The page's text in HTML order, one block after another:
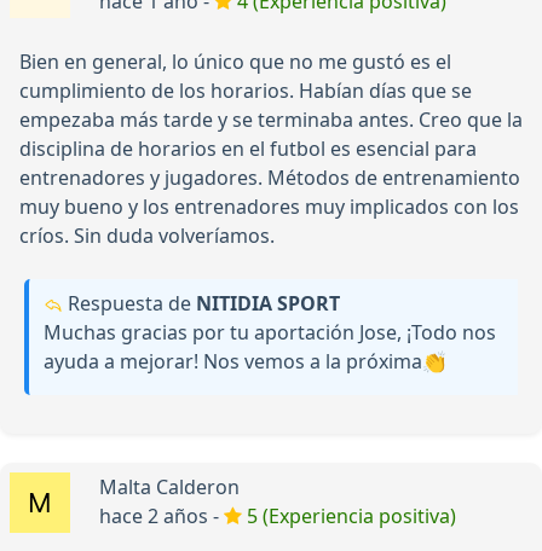
Bien en general, lo único que no me gustó es el
cumplimiento de los horarios. Habían días que se
empezaba más tarde y se terminaba antes. Creo que la
disciplina de horarios en el futbol es esencial para
entrenadores y jugadores. Métodos de entrenamiento
muy bueno y los entrenadores muy implicados con los
críos. Sin duda volveríamos.
Respuesta de NITIDIA SPORT
Muchas gracias por tu aportación Jose, ¡Todo nos
ayuda a mejorar! Nos vemos a la próxima👏
Malta Calderon
hace 2 años -
5 (Experiencia positiva)